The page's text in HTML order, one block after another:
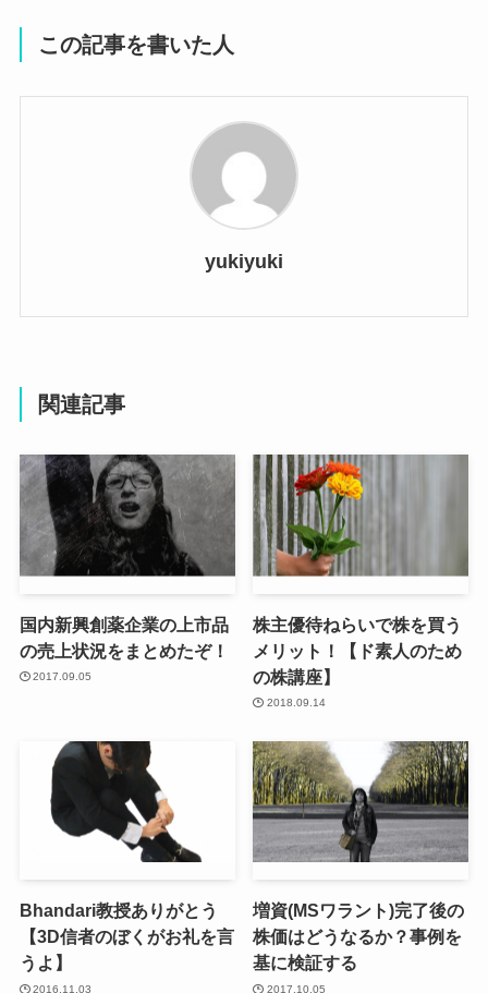
この記事を書いた人
yukiyuki
関連記事
国内新興創薬企業の上市品
の売上状況をまとめたぞ！
2017.09.05
株主優待ねらいで株を買う
メリット！【ド素人のため
の株講座】
2018.09.14
Bhandari教授ありがとう
【3D信者のぼくがお礼を言
うよ】
2016.11.03
増資(MSワラント)完了後の
株価はどうなるか？事例を
基に検証する
2017.10.05